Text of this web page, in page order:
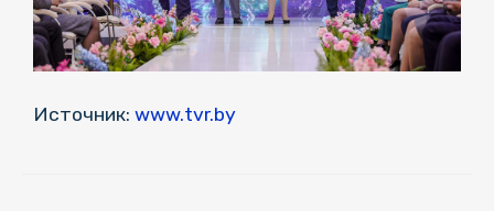
Источник: www.tvr.by